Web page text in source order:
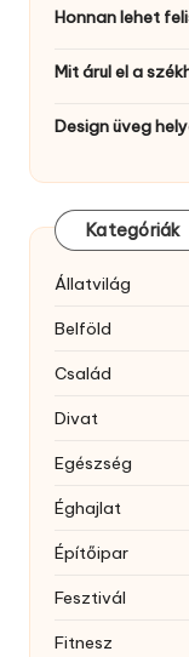
Honnan lehet
Mit árul el a
Design üveg
Kategóriák
Állatvilág
Belföld
Család
Divat
Egészség
Éghajlat
Építőipar
Fesztivál
Fitnesz